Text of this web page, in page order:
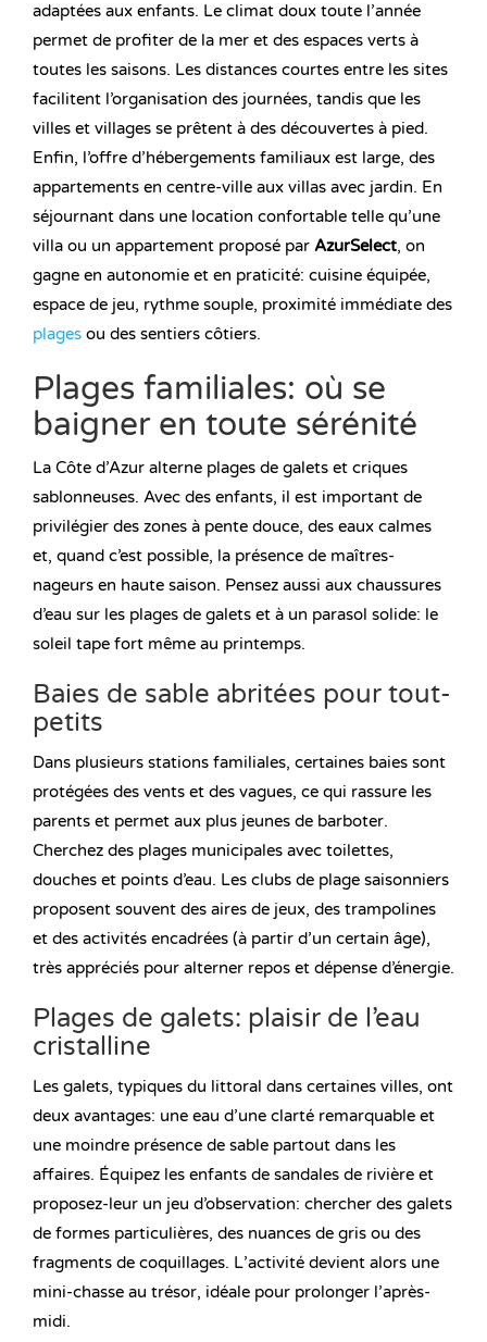
adaptées aux enfants. Le climat doux toute l’année
permet de profiter de la mer et des espaces verts à
toutes les saisons. Les distances courtes entre les sites
facilitent l’organisation des journées, tandis que les
villes et villages se prêtent à des découvertes à pied.
Enfin, l’offre d’hébergements familiaux est large, des
appartements en centre-ville aux villas avec jardin. En
séjournant dans une location confortable telle qu’une
villa ou un appartement proposé par AzurSelect, on
gagne en autonomie et en praticité: cuisine équipée,
espace de jeu, rythme souple, proximité immédiate des
plages ou des sentiers côtiers.
Plages familiales: où se
baigner en toute sérénité
La Côte d’Azur alterne plages de galets et criques
sablonneuses. Avec des enfants, il est important de
privilégier des zones à pente douce, des eaux calmes
et, quand c’est possible, la présence de maîtres-
nageurs en haute saison. Pensez aussi aux chaussures
d’eau sur les plages de galets et à un parasol solide: le
soleil tape fort même au printemps.
Baies de sable abritées pour tout-
petits
Dans plusieurs stations familiales, certaines baies sont
protégées des vents et des vagues, ce qui rassure les
parents et permet aux plus jeunes de barboter.
Cherchez des plages municipales avec toilettes,
douches et points d’eau. Les clubs de plage saisonniers
proposent souvent des aires de jeux, des trampolines
et des activités encadrées (à partir d’un certain âge),
très appréciés pour alterner repos et dépense d’énergie.
Plages de galets: plaisir de l’eau
cristalline
Les galets, typiques du littoral dans certaines villes, ont
deux avantages: une eau d’une clarté remarquable et
une moindre présence de sable partout dans les
affaires. Équipez les enfants de sandales de rivière et
proposez-leur un jeu d’observation: chercher des galets
de formes particulières, des nuances de gris ou des
fragments de coquillages. L’activité devient alors une
mini-chasse au trésor, idéale pour prolonger l’après-
midi.